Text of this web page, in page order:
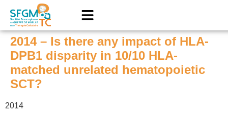
2014 – Is there any impact of HLA-
DPB1 disparity in 10/10 HLA-
matched unrelated hematopoietic
SCT?
2014